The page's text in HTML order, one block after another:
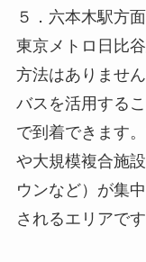
５．六本木駅方面
東京メトロ日比
方法はありませ
バスを活用する
で到着できます
や大規模複合施
ウンなど）が集
されるエリアです